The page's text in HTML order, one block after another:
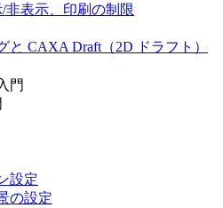
非表示、印刷の制限
と CAXA Draft（2D ドラフト）
門
設定
の設定